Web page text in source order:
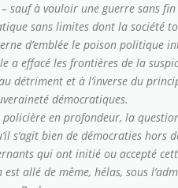
sauf à vouloir une guerre sans
sans limites dont la société
d’emblée le poison politique
effacé les frontières de la
détriment et à l’inverse du
démocratiques.
policière en profondeur, la
s’agit bien de démocraties hors
qui ont initié ou accepté
allé de même, hélas, sous